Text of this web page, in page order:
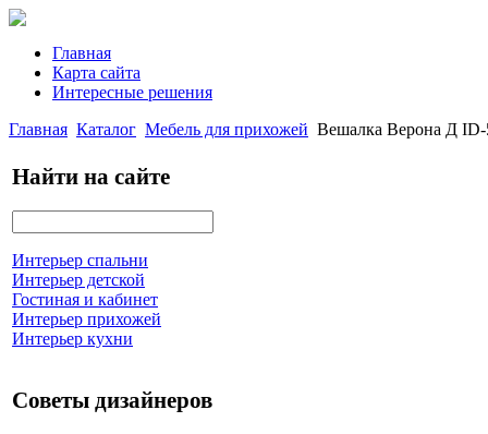
Главная
Карта сайта
Интересные решения
Главная Каталог Мебель для прихожей Вешалка Верона Д ID-
Найти на сайте
Интерьер спальни
Интерьер детской
Гостиная и кабинет
Интерьер прихожей
Интерьер кухни
Советы дизайнеров